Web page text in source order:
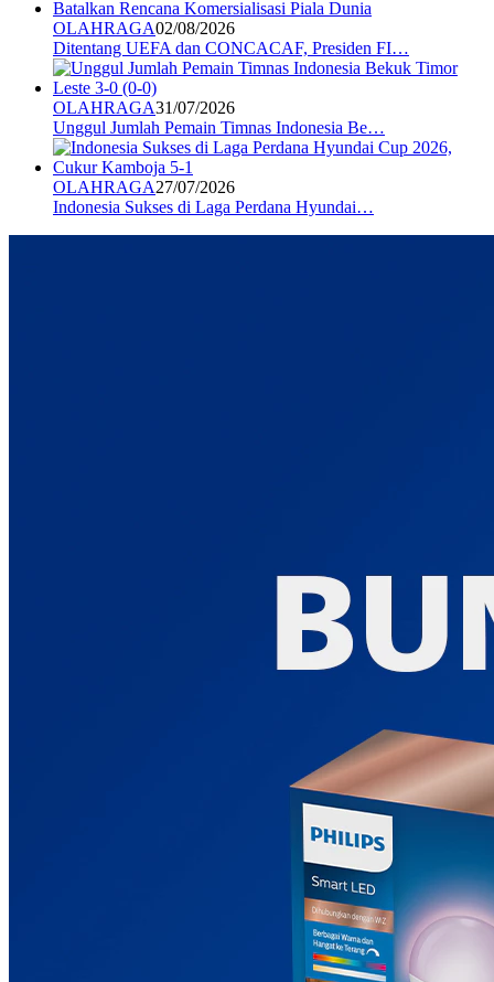
OLAHRAGA02/08/2026
Ditentang UEFA dan CONCACAF, Presiden FI…
OLAHRAGA31/07/2026
Unggul Jumlah Pemain Timnas Indonesia Be…
OLAHRAGA27/07/2026
Indonesia Sukses di Laga Perdana Hyundai…